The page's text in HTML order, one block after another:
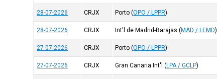
28-07-2026 CRJX Porto (OPO / LPPR)
28-07-2026 CRJX Int'l de Madrid-Barajas (MAD / LEMD)
27-07-2026 CRJX Porto (OPO / LPPR)
27-07-2026 CRJX Gran Canaria Int'l (LPA / GCLP)